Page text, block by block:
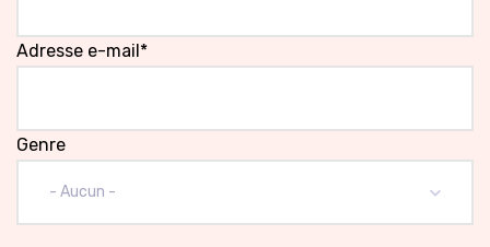
Adresse e-mail*
Genre
- Aucun -